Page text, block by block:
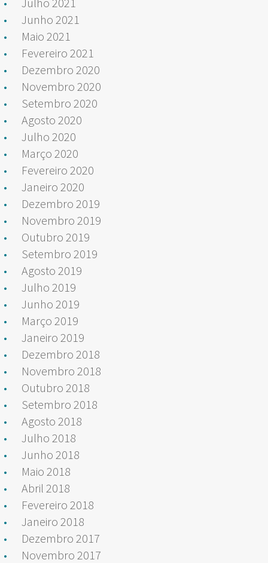
Junho 2021
Maio 2021
Fevereiro 2021
Dezembro 2020
Novembro 2020
Setembro 2020
Agosto 2020
Julho 2020
Março 2020
Fevereiro 2020
Janeiro 2020
Dezembro 2019
Novembro 2019
Outubro 2019
Setembro 2019
Agosto 2019
Julho 2019
Junho 2019
Março 2019
Janeiro 2019
Dezembro 2018
Novembro 2018
Outubro 2018
Setembro 2018
Agosto 2018
Julho 2018
Junho 2018
Maio 2018
Abril 2018
Fevereiro 2018
Janeiro 2018
Dezembro 2017
Novembro 2017